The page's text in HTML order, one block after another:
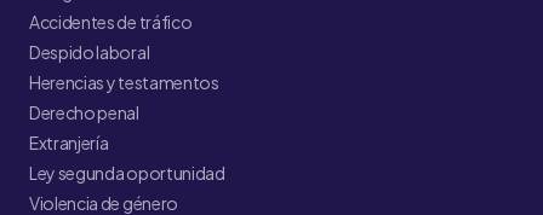
Accidentes de tráfico
Despido laboral
Herencias y testamentos
Derecho penal
Extranjería
Ley segunda oportunidad
Violencia de género